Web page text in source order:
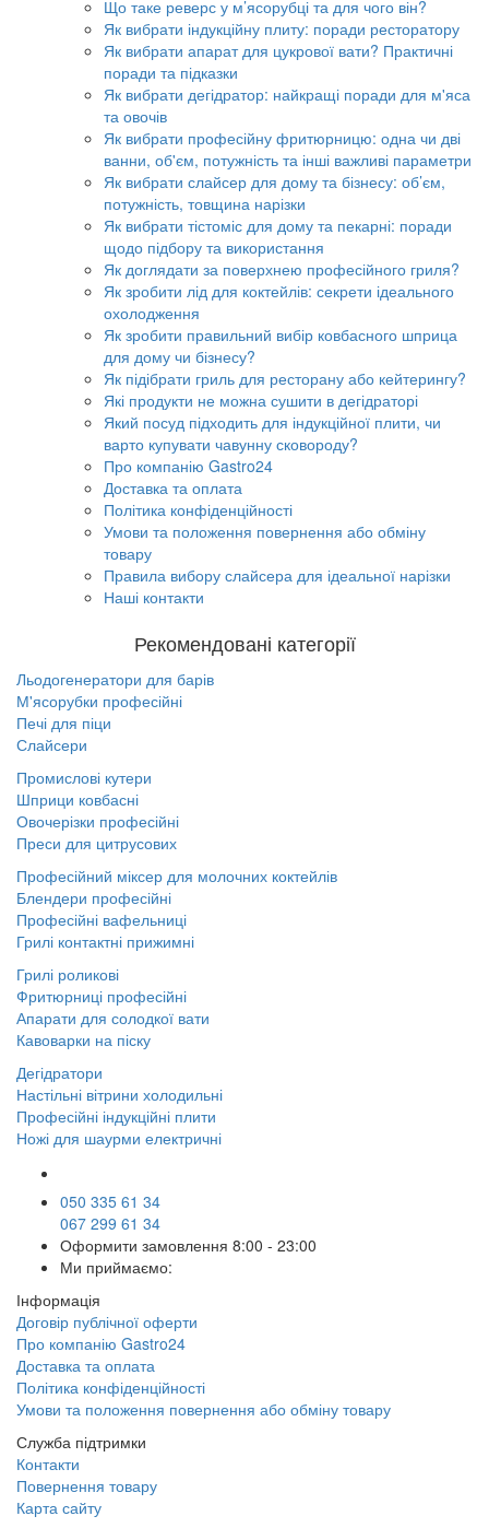
Що таке реверс у м’ясорубці та для чого він?
Як вибрати індукційну плиту: поради ресторатору
Як вибрати апарат для цукрової вати? Практичні
поради та підказки
Як вибрати дегідратор: найкращі поради для м'яса
та овочів
Як вибрати професійну фритюрницю: одна чи дві
ванни, об'єм, потужність та інші важливі параметри
Як вибрати слайсер для дому та бізнесу: об’єм,
потужність, товщина нарізки
Як вибрати тістоміс для дому та пекарні: поради
щодо підбору та використання
Як доглядати за поверхнею професійного гриля?
Як зробити лід для коктейлів: секрети ідеального
охолодження
Як зробити правильний вибір ковбасного шприца
для дому чи бізнесу?
Як підібрати гриль для ресторану або кейтерингу?
Які продукти не можна сушити в дегідраторі
Який посуд підходить для індукційної плити, чи
варто купувати чавунну сковороду?
Про компанію Gastro24
Доставка та оплата
Політика конфіденційності
Умови та положення повернення або обміну
товару
Правила вибору слайсера для ідеальної нарізки
Наші контакти
Рекомендовані категорії
Льодогенератори для барів
М'ясорубки професійні
Печі для піци
Слайсери
Промислові кутери
Шприци ковбасні
Овочерізки професійні
Преси для цитрусових
Професійний міксер для молочних коктейлів
Блендери професійні
Професійні вафельниці
Грилі контактні прижимні
Грилі роликові
Фритюрниці професійні
Апарати для солодкої вати
Кавоварки на піску
Дегідратори
Настільні вітрини холодильні
Професійні індукційні плити
Ножі для шаурми електричні
050 335 61 34
067 299 61 34
Оформити замовлення 8:00 - 23:00
Ми приймаємо:
Інформація
Договір публічної оферти
Про компанію Gastro24
Доставка та оплата
Політика конфіденційності
Умови та положення повернення або обміну товару
Служба підтримки
Контакти
Повернення товару
Карта сайту